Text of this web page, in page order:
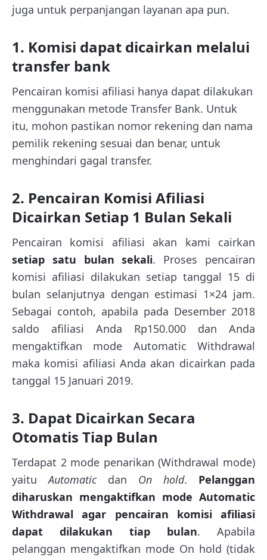
juga untuk perpanjangan layanan apa pun.
1. Komisi dapat dicairkan melalui
transfer bank
Pencairan komisi afiliasi hanya dapat dilakukan
menggunakan metode Transfer Bank. Untuk
itu, mohon pastikan nomor rekening dan nama
pemilik rekening sesuai dan benar, untuk
menghindari gagal transfer.
2. Pencairan Komisi Afiliasi
Dicairkan Setiap 1 Bulan Sekali
Pencairan komisi afiliasi akan kami cairkan
setiap satu bulan sekali. Proses pencairan
komisi afiliasi dilakukan setiap tanggal 15 di
bulan selanjutnya dengan estimasi 1×24 jam.
Sebagai contoh, apabila pada Desember 2018
saldo afiliasi Anda Rp150.000 dan Anda
mengaktifkan mode Automatic Withdrawal
maka komisi afiliasi Anda akan dicairkan pada
tanggal 15 Januari 2019.
3. Dapat Dicairkan Secara
Otomatis Tiap Bulan
Terdapat 2 mode penarikan (Withdrawal mode)
yaituAutomaticdan On hold. Pelanggan
diharuskan mengaktifkan mode Automatic
Withdrawal agar pencairan komisi afiliasi
dapat dilakukan tiap bulan. Apabila
pelanggan mengaktifkan mode On hold (tidak